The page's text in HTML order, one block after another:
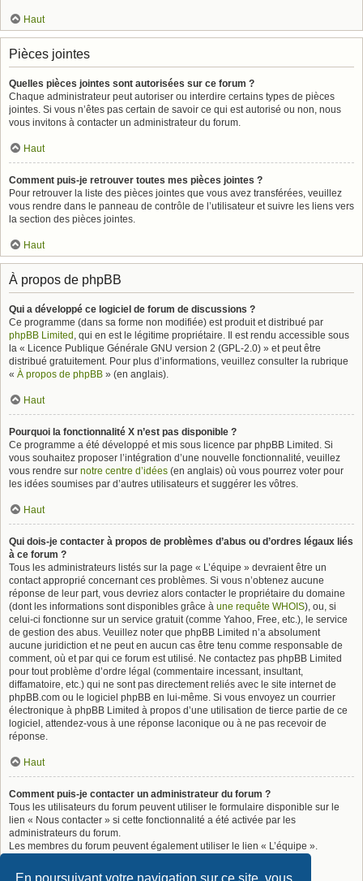
En poursuivant votre navigation sur ce site, vous
Haut
Pièces jointes
Quelles pièces jointes sont autorisées sur ce forum ?
Chaque administrateur peut autoriser ou interdire certains types de pièces
jointes. Si vous n’êtes pas certain de savoir ce qui est autorisé ou non, nous
vous invitons à contacter un administrateur du forum.
Haut
Comment puis-je retrouver toutes mes pièces jointes ?
Pour retrouver la liste des pièces jointes que vous avez transférées, veuillez
vous rendre dans le panneau de contrôle de l’utilisateur et suivre les liens vers
la section des pièces jointes.
Haut
À propos de phpBB
Qui a développé ce logiciel de forum de discussions ?
Ce programme (dans sa forme non modifiée) est produit et distribué par
phpBB Limited , qui en est le légitime propriétaire. Il est rendu accessible sous
la « Licence Publique Générale GNU version 2 (GPL-2.0) » et peut être
distribué gratuitement. Pour plus d’informations, veuillez consulter la rubrique
« À propos de phpBB » (en anglais).
Haut
Pourquoi la fonctionnalité X n’est pas disponible ?
Ce programme a été développé et mis sous licence par phpBB Limited. Si
vous souhaitez proposer l’intégration d’une nouvelle fonctionnalité, veuillez
vous rendre sur notre centre d’idées (en anglais) où vous pourrez voter pour
les idées soumises par d’autres utilisateurs et suggérer les vôtres.
Haut
Qui dois-je contacter à propos de problèmes d’abus ou d’ordres légaux liés
à ce forum ?
Tous les administrateurs listés sur la page « L’équipe » devraient être un
contact approprié concernant ces problèmes. Si vous n’obtenez aucune
réponse de leur part, vous devriez alors contacter le propriétaire du domaine
(dont les informations sont disponibles grâce à une requête WHOIS), ou, si
celui-ci fonctionne sur un service gratuit (comme Yahoo, Free, etc.), le service
de gestion des abus. Veuillez noter que phpBB Limited n’a absolument
aucune juridiction et ne peut en aucun cas être tenu comme responsable de
comment, où et par qui ce forum est utilisé. Ne contactez pas phpBB Limited
pour tout problème d’ordre légal (commentaire incessant, insultant,
diffamatoire, etc.) qui ne sont pas directement reliés avec le site internet de
phpBB.com ou le logiciel phpBB en lui-même. Si vous envoyez un courrier
électronique à phpBB Limited à propos d’une utilisation de tierce partie de ce
logiciel, attendez-vous à une réponse laconique ou à ne pas recevoir de
réponse.
Haut
Comment puis-je contacter un administrateur du forum ?
Tous les utilisateurs du forum peuvent utiliser le formulaire disponible sur le
lien « Nous contacter » si cette fonctionnalité a été activée par les
administrateurs du forum.
Les membres du forum peuvent également utiliser le lien « L’équipe ».